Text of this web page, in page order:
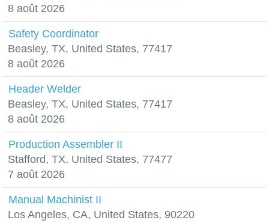
8 août 2026
Safety Coordinator
Beasley, TX, United States, 77417
8 août 2026
Header Welder
Beasley, TX, United States, 77417
8 août 2026
Production Assembler II
Stafford, TX, United States, 77477
7 août 2026
Manual Machinist II
Los Angeles, CA, United States, 90220